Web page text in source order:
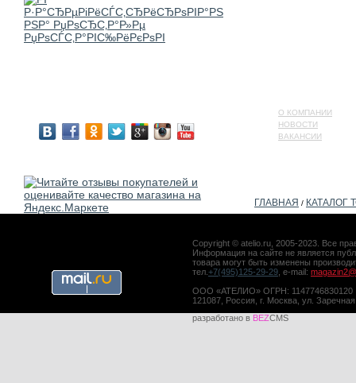
О КОМПАНИИ
НОВОСТИ
ВАКАНСИИ
ГЛАВНАЯ / КАТАЛОГ
Copyright © atelio.ru, 2005-2023. Все
Информация на сайте не является
товара могут быть изменены
тел. +7(495)125-29-29 , e-mail:
ООО «АТЕЛИО» ОГРН: 1147746830120
121087, Россия, г. Москва, ул.
разработано в BEZCMS